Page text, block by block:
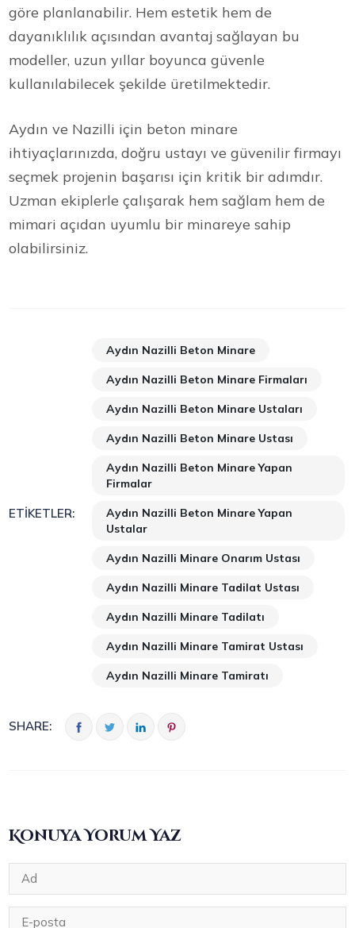
göre planlanabilir. Hem estetik hem de
dayanıklılık açısından avantaj sağlayan bu
modeller, uzun yıllar boyunca güvenle
kullanılabilecek şekilde üretilmektedir.
Aydın ve Nazilli için beton minare
ihtiyaçlarınızda, doğru ustayı ve güvenilir firmayı
seçmek projenin başarısı için kritik bir adımdır.
Uzman ekiplerle çalışarak hem sağlam hem de
mimari açıdan uyumlu bir minareye sahip
olabilirsiniz.
ETIKETLER:
Aydın Nazilli Beton Minare
Aydın Nazilli Beton Minare Firmaları
Aydın Nazilli Beton Minare Ustaları
Aydın Nazilli Beton Minare Ustası
Aydın Nazilli Beton Minare Yapan
Firmalar
Aydın Nazilli Beton Minare Yapan
Ustalar
Aydın Nazilli Minare Onarım Ustası
Aydın Nazilli Minare Tadilat Ustası
Aydın Nazilli Minare Tadilatı
Aydın Nazilli Minare Tamirat Ustası
Aydın Nazilli Minare Tamiratı
SHARE:
Konuya Yorum Yaz